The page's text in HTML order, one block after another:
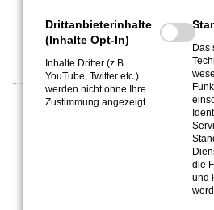
Top-Experte bei
Drittanbieterinhalte
(Inhalte Opt-In)
Inhalte Dritter (z.B.
YouTube, Twitter etc.)
werden nicht ohne Ihre
Zustimmung angezeigt.
Das
die
und